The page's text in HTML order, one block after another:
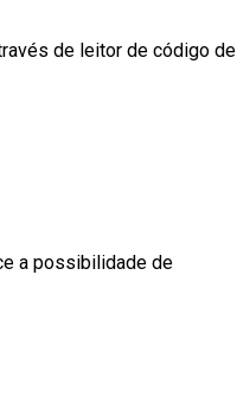
de leitor de código de
a possibilidade de